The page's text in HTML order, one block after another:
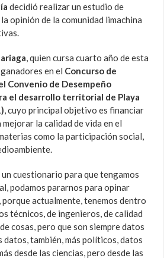
decidió realizar un estudio de
opinión de la comunidad limachina
, quien cursa cuarto año de esta
en el Concurso de
Convenio de Desempeño
el desarrollo territorial de Playa
, cuyo principal objetivo es financiar
la calidad de vida en el
como la participación social,
un cuestionario para que tengamos
podamos pararnos para opinar
actualmente, tenemos dentro
técnicos, de ingenieros, de calidad
cosas, pero que son siempre datos
datos, también, más políticos, datos
desde las ciencias, pero desde las